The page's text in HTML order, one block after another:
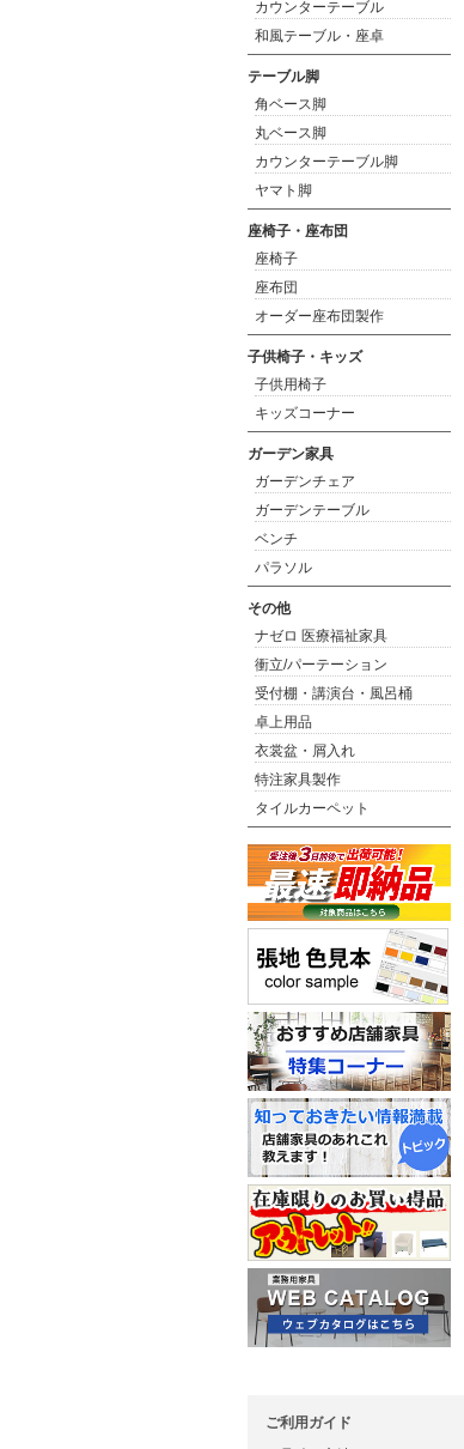
カウンターテーブル
和風テーブル・座卓
テーブル脚
角ベース脚
丸ベース脚
カウンターテーブル脚
ヤマト脚
座椅子・座布団
座椅子
座布団
オーダー座布団製作
子供椅子・キッズ
子供用椅子
キッズコーナー
ガーデン家具
ガーデンチェア
ガーデンテーブル
ベンチ
パラソル
その他
ナゼロ 医療福祉家具
衝立/パーテーション
受付棚・講演台・風呂桶
卓上用品
衣裳盆・屑入れ
特注家具製作
タイルカーペット
ご利用ガイド